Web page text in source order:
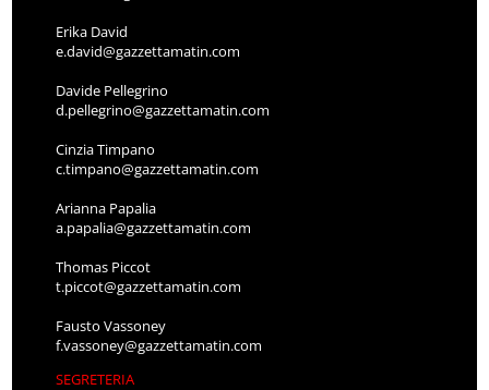
Erika David
e.david@gazzettamatin.com
Davide Pellegrino
d.pellegrino@gazzettamatin.com
Cinzia Timpano
c.timpano@gazzettamatin.com
Arianna Papalia
a.papalia@gazzettamatin.com
Thomas Piccot
t.piccot@gazzettamatin.com
Fausto Vassoney
f.vassoney@gazzettamatin.com
SEGRETERIA